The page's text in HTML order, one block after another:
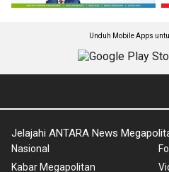
Unduh Mobile Apps
Jelajahi ANTARA News
Nasional
Kabar Megapolitan